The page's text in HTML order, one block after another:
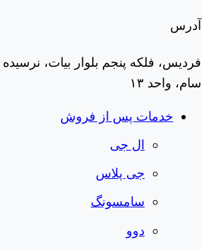
آدرس
فردیس، فلکه پنجم بلوار بیات،
سام، واحد ۱۳
خدمات پس از فروش
ال جی
جی پلاس
سامسونگ
دوو